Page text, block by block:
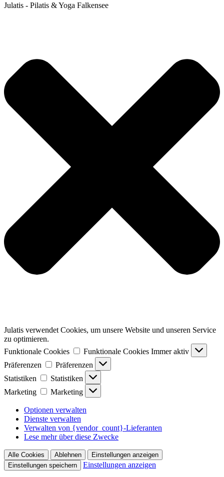
Julatis - Pilatis & Yoga Falkensee
Julatis verwendet Cookies, um unsere Website und unseren Service
zu optimieren.
Funktionale Cookies
Funktionale Cookies Immer aktiv
Präferenzen
Präferenzen
Statistiken
Statistiken
Marketing
Marketing
Optionen verwalten
Dienste verwalten
Verwalten von {vendor_count}-Lieferanten
Lese mehr über diese Zwecke
Alle Cookies Ablehnen
Einstellungen anzeigen
Einstellungen speichern
Einstellungen anzeigen